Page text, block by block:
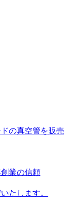
の真空管を販売
業の信頼
たします。